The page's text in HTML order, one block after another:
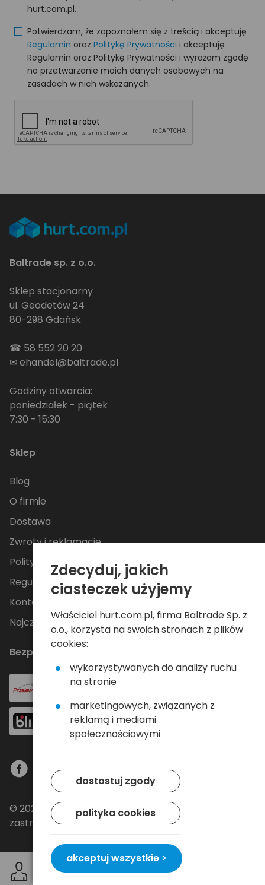
hurt.com.pl.
Potwierdzam, że zapoznałem się z treścią i akceptuję
Regulamin oraz Politykę Prywatności i akceptuję
Regulamin oraz Politykę Prywatności i wyrażam zgodę
na przetwarzanie moich danych osobowych na
zasadach w nich wskazanych.
Baltrade sp. z o.o.
Sklep stacjonarny
ul. Geodetów 24
80-298 Gdańsk
☎ 58 552 20 20
✉ehandel@baltrade.pl
Godziny otwarcia:
poniedziałek - piątek
7:30 - 15:30
Sklep
Blog
O firmie
Dostawa
Zwroty i reklamacje
Polityka Prywatności
Regulamin
Kontakt
Najczęściej zadawane pytania
Bezpieczne płatności
© 2024 Baltrade sp. z o.o. - Wszelkie prawa
zastrzeżone.
Zdecyduj, jakich
ciasteczek użyjemy
Właściciel hurt.com.pl, firma Baltrade Sp. z
o.o., korzysta na swoich stronach z plików
cookies:
wykorzystywanych do analizy ruchu
na stronie
marketingowych, związanych z
reklamą i mediami
społecznościowymi
dostostuj zgody
polityka cookies
akceptuj wszystkie >